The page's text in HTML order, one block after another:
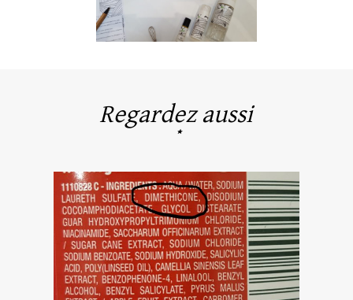
Regardez aussi
*